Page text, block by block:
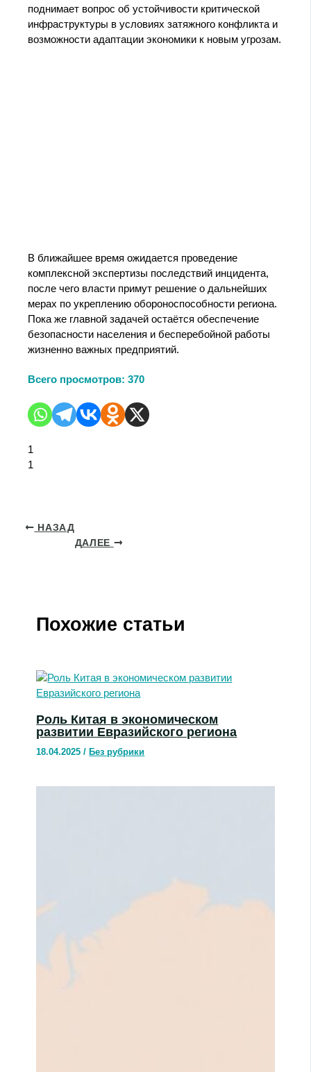
поднимает вопрос об устойчивости критической
инфраструктуры в условиях затяжного конфликта и
возможности адаптации экономики к новым угрозам.
В ближайшее время ожидается проведение
комплексной экспертизы последствий инцидента,
после чего власти примут решение о дальнейших
мерах по укреплению обороноспособности региона.
Пока же главной задачей остаётся обеспечение
безопасности населения и бесперебойной работы
жизненно важных предприятий.
Всего просмотров: 370
1
1
НАЗАД
ДАЛЕЕ
Похожие статьи
Роль Китая в экономическом
развитии Евразийского региона
18.04.2025/ Без рубрики